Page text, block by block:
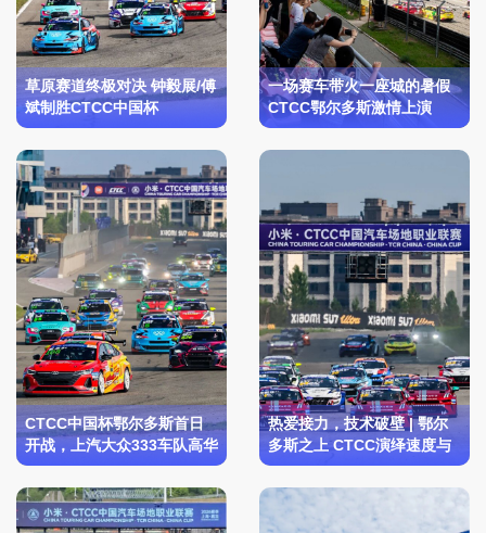
草原赛道终极对决 钟毅展/傅
斌制胜CTCC中国杯
一场赛车带火一座城的暑假
CTCC鄂尔多斯激情上演
CTCC中国杯鄂尔多斯首日
开战，上汽大众333车队高华
阳登顶
热爱接力，技术破壁 | 鄂尔
多斯之上 CTCC演绎速度与
传奇